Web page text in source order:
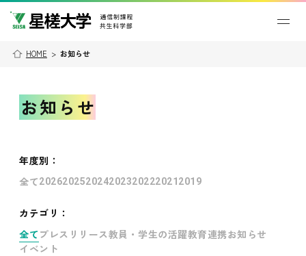
HOME > お知らせ
お知らせ
年度別 ：
全て202620252024202320222021 2019
カテゴリ：
全て プレスリリース教員・学生の活躍教育連携お知らせ
イベント